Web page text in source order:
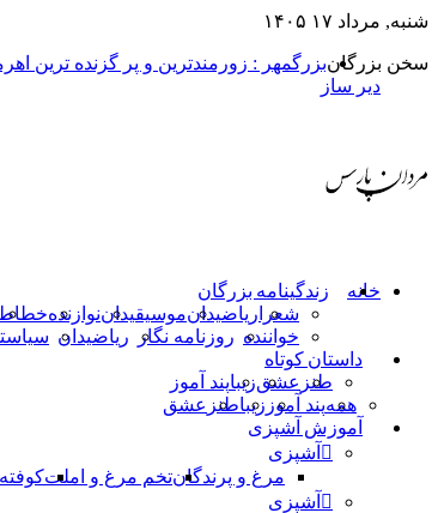
شنبه, مرداد ۱۷ ۱۴۰۵
سخن بزرگانبزرگمهر : زورمندترین و پر گزنده ترین
دیر ساز
خانه زندگینامه بزرگان
شعرا ریاضیدانموسیقیداننوازنده
خواننده روزنامه نگار ریاضیدان
داستان کوتاه
طنز عشقزیباپند آموز
همهپند آموز زیباطنز عشق
آموزش آشپزی
آشپزی
مرغ و پرندگانتخم مرغ و املت
آشپزی